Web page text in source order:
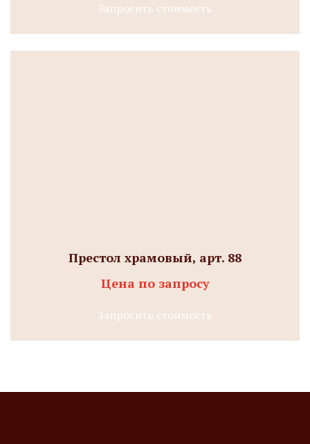
Запросить стоимость
Престол храмовый, арт. 88
Цена по запросу
Запросить стоимость